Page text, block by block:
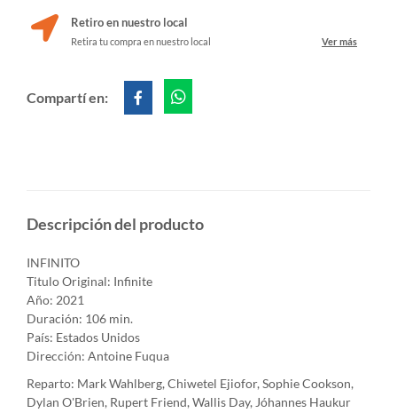
Retiro en nuestro local
Retira tu compra en nuestro local Ver más
Compartí en:
Descripción del producto
INFINITO
Titulo Original: Infinite
Año: 2021
Duración: 106 min.
País: Estados Unidos
Dirección: Antoine Fuqua
Reparto: Mark Wahlberg, Chiwetel Ejiofor, Sophie Cookson,
Dylan O'Brien, Rupert Friend, Wallis Day, Jóhannes Haukur